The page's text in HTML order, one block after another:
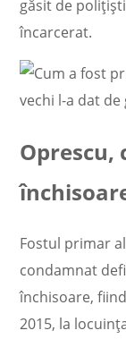
găsit de
încarcerat.
Oprescu,
Fostul primar
condamnat
închisoare,
2015, la